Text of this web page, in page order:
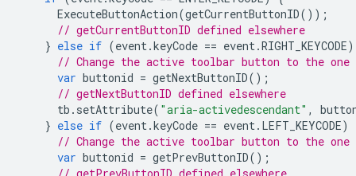
ExecuteButtonAction(getCurrentButtonID());
// getCurrentButtonID defined elsewhere
} else if (event .keyCode == event .RIGHT_KEYCODE)
// Change the active toolbar button to the
var buttonid = getNextButtonID();
// getNextButtonID defined elsewhere
tb . setAttribute( "aria-activedescendant" ,
} else if (event .keyCode == event . LEFT_KEYCODE)
// Change the active toolbar button to the
var buttonid = getPrevButtonID();